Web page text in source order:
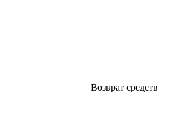
Возврат средств